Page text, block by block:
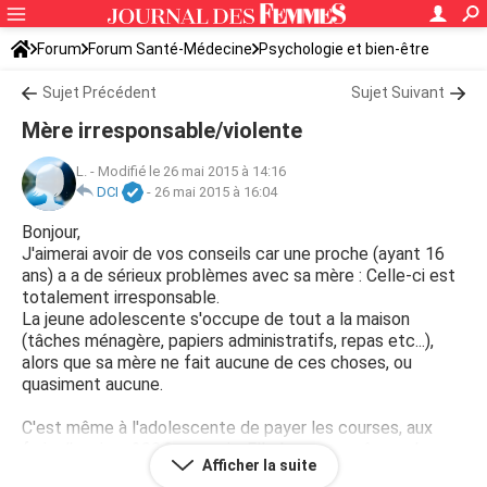
Forum Forum Santé-Médecine Psychologie et bien-être
Sujet Précédent Sujet Suivant
Mère irresponsable/violente
L. - Modifié le 26 mai 2015 à 14:16
DCI
- 26 mai 2015 à 16:04
Bonjour,
J'aimerai avoir de vos conseils car une proche (ayant 16
ans) a a de sérieux problèmes avec sa mère : Celle-ci est
totalement irresponsable.
La jeune adolescente s'occupe de tout a la maison
(tâches ménagère, papiers administratifs, repas etc...),
alors que sa mère ne fait aucune de ces choses, ou
quasiment aucune.
C'est même à l'adolescente de payer les courses, aux
frais d'environ 200€ par mois. Elle les paye grâce a des
concours de danse mais cela ne suffit pas : Encore la
Afficher la suite